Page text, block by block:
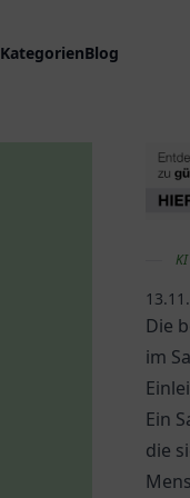
KategorienBlog
Die
im
Ein
die